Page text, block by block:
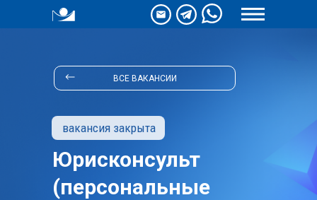
Юрисконсульт
(персональные
ВСЕ ВАКАНСИИ
вакансия закрыта